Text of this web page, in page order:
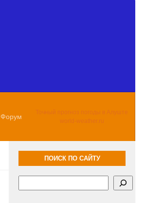
Форум
Точный прогноз погоды в Алуште
world-weather.ru
ПОИСК ПО САЙТУ